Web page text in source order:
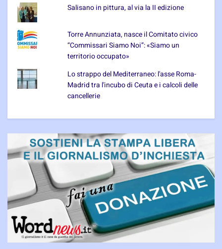
Salisano in pittura, al via la II edizione
Torre Annunziata, nasce il Comitato civico
“Commissari Siamo Noi”: «Siamo un
territorio occupato»
Lo strappo del Mediterraneo: l'asse Roma-
Madrid tra l'incubo di Ceuta e i calcoli delle
cancellerie